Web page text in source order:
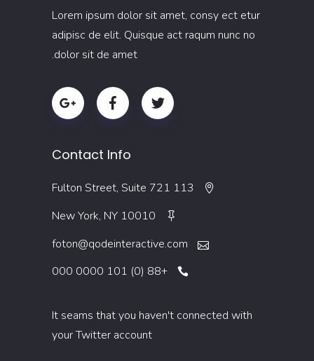
Lorem ipsum dolor sit amet, consy ect etur
adipisc de elit. Quisque act raqum nunc no
dolor sit de amet.
Contact Info
113 Fulton Street, Suite 721
New York, NY 10010
foton@qodeinteractive.com
+88 (0) 101 0000 000
It seams that you haven't connected with
your Twitter account